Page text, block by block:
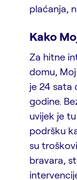
plaćanja,
Kako
Za hitne
domu,
je 24 sata
godine.
uvijek je
podršku
su
bravara,